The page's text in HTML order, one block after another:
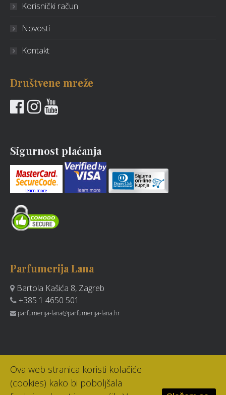
Korisnički račun
Novosti
Kontakt
Društvene mreže
Sigurnost plaćanja
Parfumerija Lana
Bartola Kašića 8, Zagreb
+385 1 4650 501
parfumerija-lana@parfumerija-lana.hr
Ova web stranica koristi kolačiće
(cookies) kako bi poboljšala